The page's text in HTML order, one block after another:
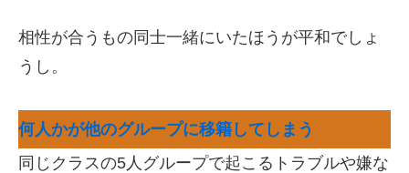
相性が合うもの同士一緒にいたほうが平和でしょ
うし。
何人かが他のグループに移籍してしまう
同じクラスの5人グループで起こるトラブルや嫌な